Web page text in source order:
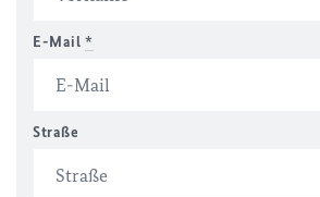
E-Mail *
Straße